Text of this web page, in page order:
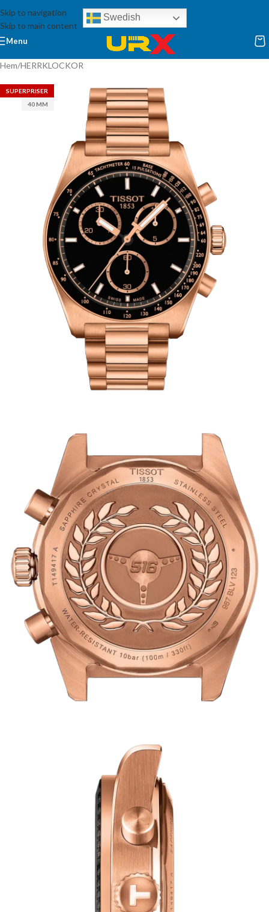
Skip to navigation
Skip to main content
Swedish
Menu
Hem/HERRKLOCKOR
SUPERPRISER
40 MM